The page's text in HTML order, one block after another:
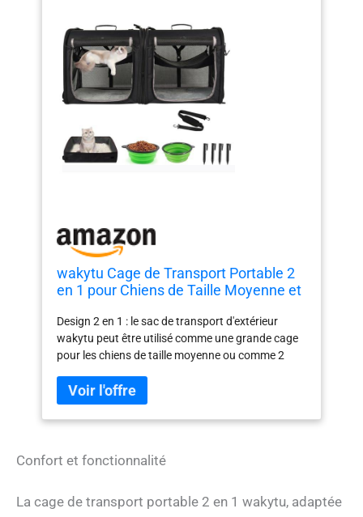
wakytu Cage de Transport Portable 2
en 1 pour Chiens de Taille Moyenne et
Transport/hamacs/Tapis/piquets de
Tente/2 Bols de Camping en Plein air,
Noir 2.0
Design 2 en 1 : le sac de transport d'extérieur
wakytu peut être utilisé comme une grande cage
pour les chiens de taille moyenne ou comme 2
Taille combinée : 90 x 43 x 35 cm ; taille divisée : 44
x 43 x 35 cm x 2 pièces. Cadeaux et fonctions : cet
ensemble de niche double pour animaux de
animaux domestiques pour une utilisation en
camping en plein air ; ③ Sac de rangement à
Confort et fonctionnalité
La cage de transport portable 2 en 1 wakytu, adaptée